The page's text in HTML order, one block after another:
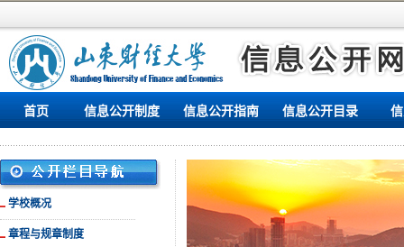
首页 信息公开制度 信息公开指南 信息公开目录
学校概况
章程与规章制度